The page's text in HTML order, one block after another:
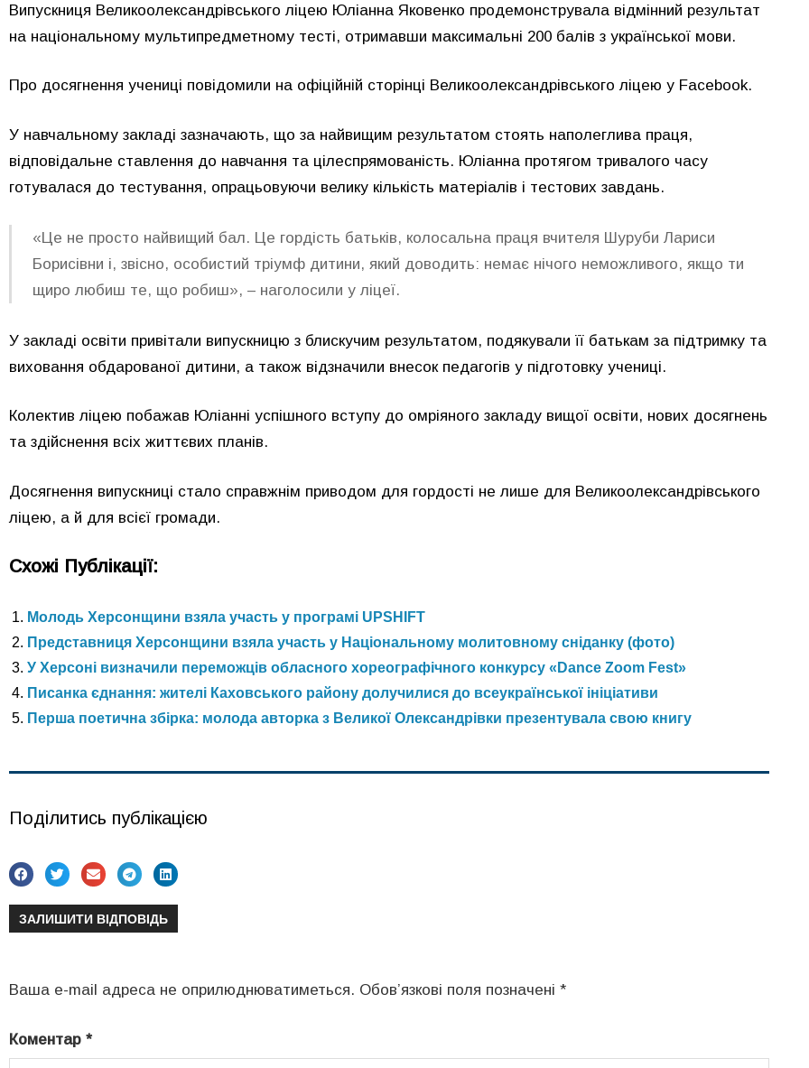
Випускниця Великоолександрівського ліцею Юліанна Яковенко продемонструвала відмінний результат
на національному мультипредметному тесті, отримавши максимальні 200 балів з української мови.
Про досягнення учениці повідомили на офіційній сторінці Великоолександрівського ліцею у Facebook.
У навчальному закладі зазначають, що за найвищим результатом стоять наполеглива праця,
відповідальне ставлення до навчання та цілеспрямованість. Юліанна протягом тривалого часу
готувалася до тестування, опрацьовуючи велику кількість матеріалів і тестових завдань.
«Це не просто найвищий бал. Це гордість батьків, колосальна праця вчителя Шуруби Лариси
Борисівни і, звісно, особистий тріумф дитини, який доводить: немає нічого неможливого, якщо ти
щиро любиш те, що робиш», – наголосили у ліцеї.
У закладі освіти привітали випускницю з блискучим результатом, подякували її батькам за підтримку та
виховання обдарованої дитини, а також відзначили внесок педагогів у підготовку учениці.
Колектив ліцею побажав Юліанні успішного вступу до омріяного закладу вищої освіти, нових досягнень
та здійснення всіх життєвих планів.
Досягнення випускниці стало справжнім приводом для гордості не лише для Великоолександрівського
ліцею, а й для всієї громади.
Схожі Публікації:
Молодь Херсонщини взяла участь у програмі UPSHIFT
Представниця Херсонщини взяла участь у Національному молитовному сніданку (фото)
У Херсоні визначили переможців обласного хореографічного конкурсу «Dance Zoom Fest»
Писанка єднання: жителі Каховського району долучилися до всеукраїнської ініціативи
Перша поетична збірка: молода авторка з Великої Олександрівки презентувала свою книгу
Поділитись публікацією
ЗАЛИШИТИ ВІДПОВІДЬ
Ваша e-mail адреса не оприлюднюватиметься. Обов’язкові поля позначені *
Коментар *